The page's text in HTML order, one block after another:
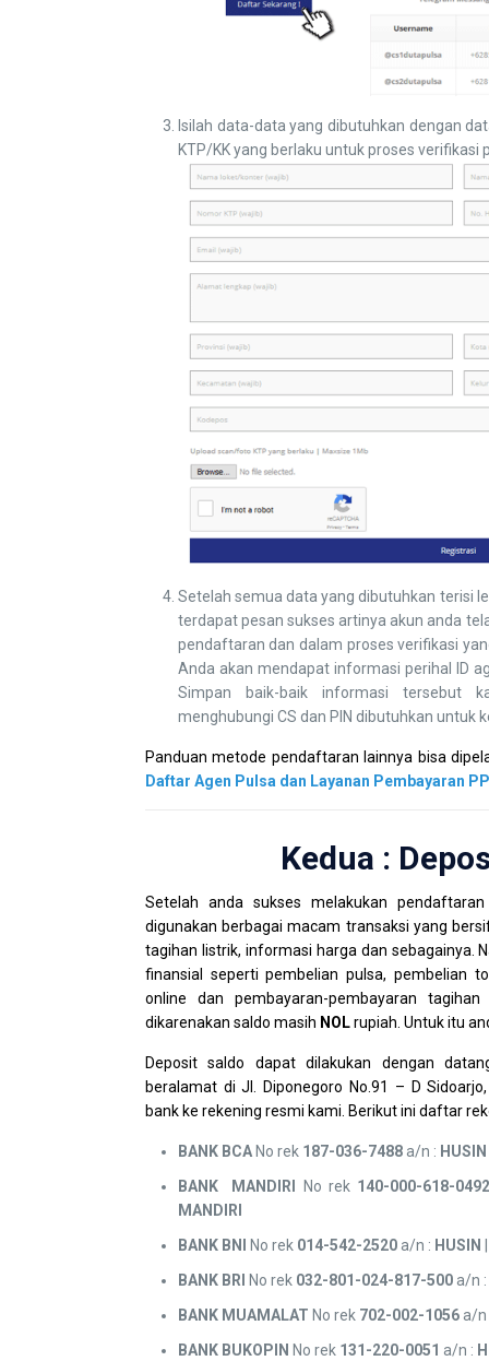
Isilah data-data yang dibutuhkan dengan
KTP/KK yang berlaku untuk proses verifikasi
Setelah semua data yang dibutuhkan terisi
terdapat pesan sukses artinya akun anda
pendaftaran dan dalam proses verifikasi
Anda akan mendapat informasi perihal ID
Simpan baik-baik informasi tersebut
menghubungi CS dan PIN dibutuhkan untuk
Panduan metode pendaftaran lainnya bisa
Daftar Agen Pulsa dan Layanan Pembayaran
Kedua :
Setelah anda sukses melakukan
digunakan berbagai macam transaksi yang
tagihan listrik, informasi harga dan sebagainya.
finansial seperti pembelian pulsa, pembelian
online dan pembayaran-pembayaran
dikarenakan saldo masih NOLrupiah. Untuk itu
Deposit saldo dapat dilakukan dengan
beralamat di Jl. Diponegoro No.91 – D
bank ke rekening resmi kami. Berikut ini daftar
BANK BCANo rek 187-036-7488a/n : HUSIN
BANK MANDIRI
No rek 140-000-618-
MANDIRI
BANK BNI No rek 014-542-2520a/n : HUSIN
BANK BRI No rek 032-801-024-817-500a/n :
BANK MUAMALAT No rek 702-002-1056a/n
BANK BUKOPIN No rek 131-220-0051 a/n :